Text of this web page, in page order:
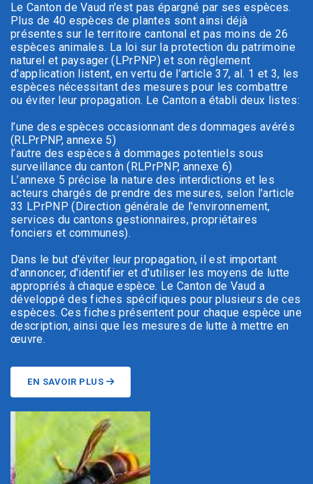
Le Canton de Vaud n'est pas épargné par ses espèces.
Plus de 40 espèces de plantes sont ainsi déjà
présentes sur le territoire cantonal et pas moins de 26
espèces animales. La loi sur la protection du patrimoine
naturel et paysager (LPrPNP) et son règlement
d'application listent, en vertu de l’article 37, al. 1 et 3, les
espèces nécessitant des mesures pour les combattre
ou éviter leur propagation. Le Canton a établi deux listes:
l’une des espèces occasionnant des dommages avérés
(RLPrPNP, annexe 5)
l’autre des espèces à dommages potentiels sous
surveillance du canton (RLPrPNP, annexe 6)
L’annexe 5 précise la nature des interdictions et les
acteurs chargés de prendre des mesures, selon l'article
33 LPrPNP (Direction générale de l'environnement,
services du cantons gestionnaires, propriétaires
fonciers et communes).
Dans le but d'éviter leur propagation, il est important
d'annoncer, d'identifier et d'utiliser les moyens de lutte
appropriés à chaque espèce. Le Canton de Vaud a
développé des fiches spécifiques pour plusieurs de ces
espèces. Ces fiches présentent pour chaque espèce une
description, ainsi que les mesures de lutte à mettre en
œuvre.
EN SAVOIR PLUS